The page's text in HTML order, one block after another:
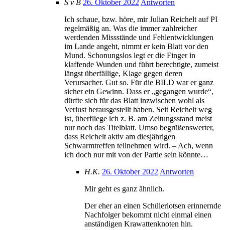
S v B 26. Oktober 2022Antworten
Ich schaue, bzw. höre, mir Julian Reichelt auf PI
regelmäßig an. Was die immer zahlreicher
werdenden Missstände und Fehlentwicklungen
im Lande angeht, nimmt er kein Blatt vor den
Mund. Schonungslos legt er die Finger in
klaffende Wunden und führt berechtigte, zumeist
längst überfällige, Klage gegen deren
Verursacher. Gut so. Für die BILD war er ganz
sicher ein Gewinn. Dass er „gegangen wurde“,
dürfte sich für das Blatt inzwischen wohl als
Verlust herausgestellt haben. Seit Reichelt weg
ist, überfliege ich z. B. am Zeitungsstand meist
nur noch das Titelblatt. Umso begrüßenswerter,
dass Reichelt aktiv am diesjährigen
Schwarmtreffen teilnehmen wird. – Ach, wenn
ich doch nur mit von der Partie sein könnte…
H.K. 26. Oktober 2022Antworten
Mir geht es ganz ähnlich.
Der eher an einen Schülerlotsen erinnernde
Nachfolger bekommt nicht einmal einen
anständigen Krawattenknoten hin.